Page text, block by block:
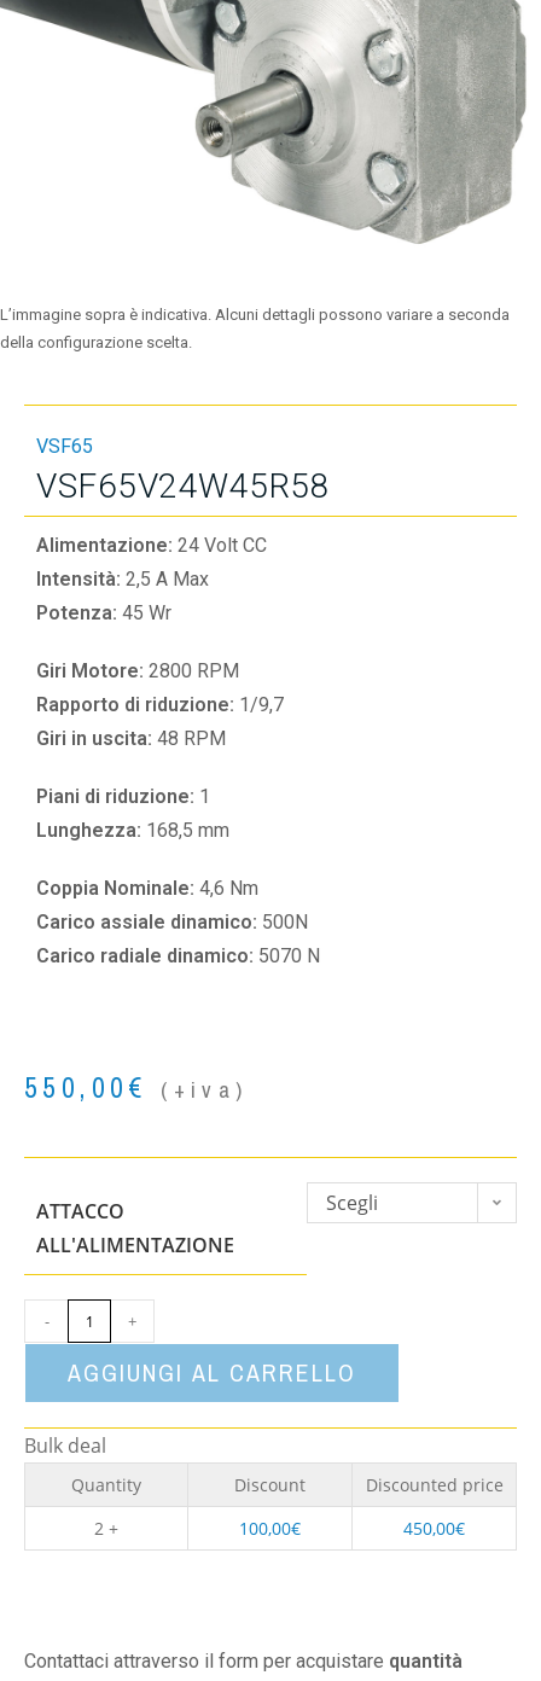
L’immagine sopra è indicativa. Alcuni dettagli possono variare a seconda
della configurazione scelta.
VSF65
VSF65V24W45R58
Alimentazione: 24 Volt CC
Intensità: 2,5 A Max
Potenza: 45 Wr
Giri Motore: 2800 RPM
Rapporto di riduzione: 1/9,7
Giri in uscita: 48 RPM
Piani di riduzione: 1
Lunghezza: 168,5 mm
Coppia Nominale: 4,6 Nm
Carico assiale dinamico: 500N
Carico radiale dinamico: 5070 N
550,00€ (+iva)
ATTACCO
ALL'ALIMENTAZIONE
Scegli
- +
AGGIUNGI AL CARRELLO
Bulk deal
Quantity Discount
Discounted price
2 +
100,00€ 450,00€
Contattaci attraverso il form per acquistare quantità